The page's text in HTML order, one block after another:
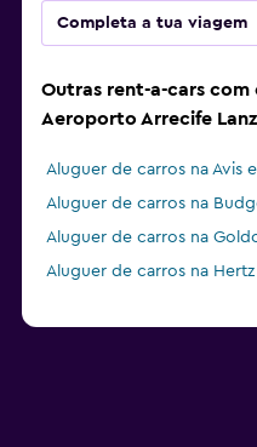
Completa a tua viagem
Outras rent-a-cars com
Aeroporto Arrecife
Aluguer de carros na Avis
Aluguer de carros na
Aluguer de carros na
Aluguer de carros na Hertz